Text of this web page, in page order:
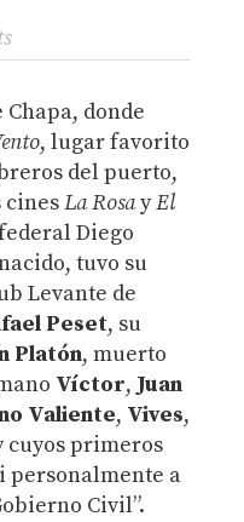
donde
, lugar favorito
del puerto,
La RosayEl
Diego
tuvo su
Levante de
Peset, su
Platón, muerto
Víctor, Juan
Valiente, Vives,
cuyos primeros
personalmente a
Civil”.